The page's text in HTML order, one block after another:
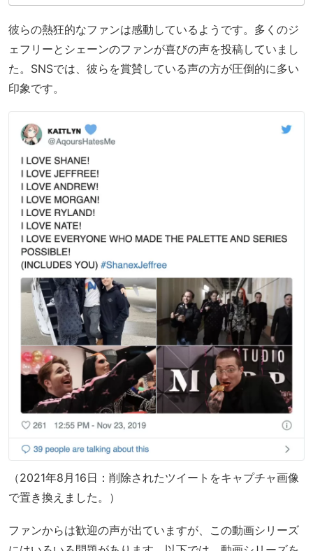
彼らの熱狂的なファンは感動しているようです。多くのジ
ェフリーとシェーンのファンが喜びの声を投稿していまし
た。SNSでは、彼らを賞賛している声の方が圧倒的に多い
印象です。
（2021年8月16日：削除されたツイートをキャプチャ画像
で置き換えました。）
ファンからは歓迎の声が出ていますが、この動画シリーズ